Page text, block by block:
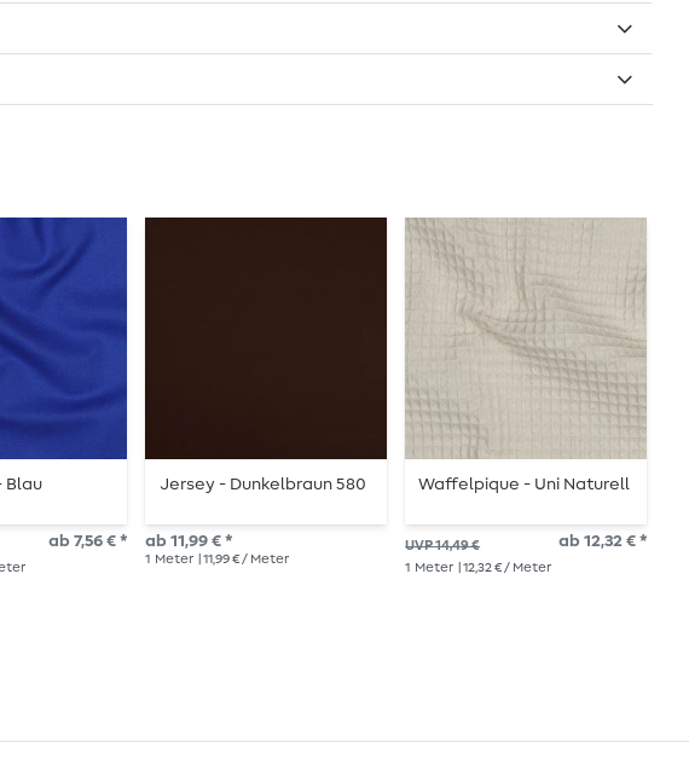
Blau
ab 7,56 € *
Jersey - Dunkelbraun 580
ab 11,99 € *
1 Meter | 11,99 € / Meter
Waffelpique - Uni Naturell
UVP 14,49 € ab 12,32 € *
1 Meter | 12,32 € / Meter